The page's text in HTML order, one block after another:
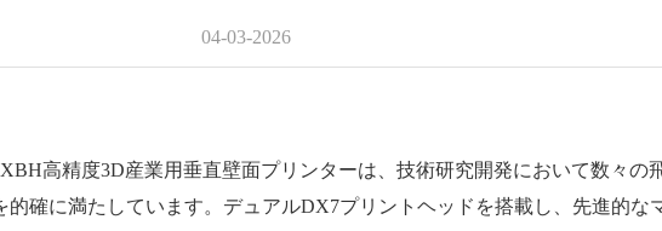
04-03-2026
度3D産業用垂直壁面プリンターは、技術研究開発において数々の飛
確に満たしています。デュアルDX7プリントヘッドを搭載し、先進的な